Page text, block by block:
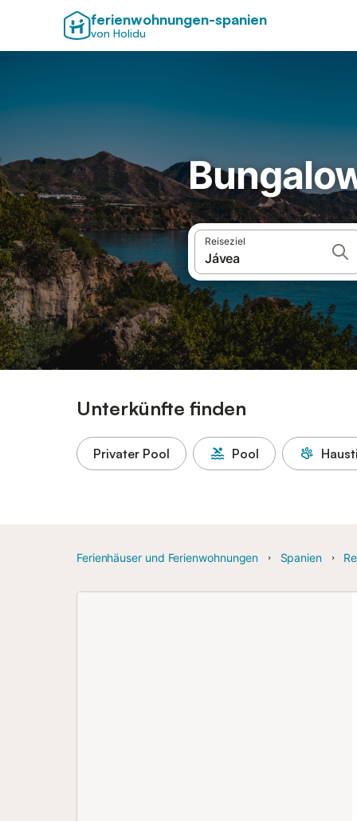
ferienwohnungen-spanien
von Holidu
Reiseziel
Unterkünfte finden
Privater Pool Pool
Ferienhäuser und Ferienwohnungen Spanien